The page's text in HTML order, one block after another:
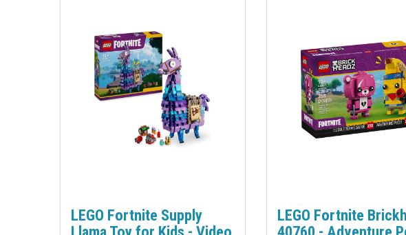
LEGO Fortnite Supply
LEGO Fortnite